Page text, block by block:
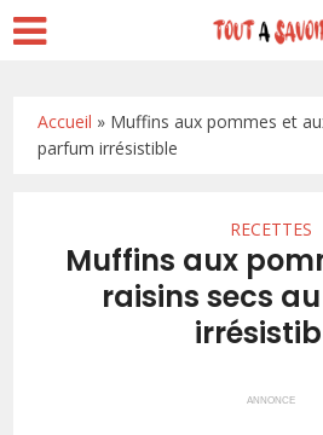
Accueil » Muffins aux pommes et
parfum irrésistible
RECETTES
Muffins aux
raisins secs
ANNONCE